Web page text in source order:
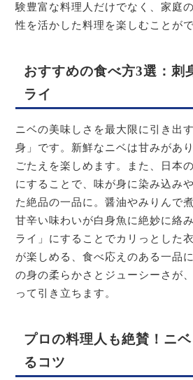
験豊富な料理人だけでなく、家庭
性を活かした料理を楽しむことがで
おすすめの食べ方3選：刺
ライ
ニベの美味しさを最大限に引き出
身」です。新鮮なニベは甘みがあ
ごたえを楽しめます。また、日本
にすることで、味が身に染み込み
た絶品の一品に。醤油やみりんで
甘辛い味わいが白身魚に絶妙に絡
ライ」にすることでカリっとした
が楽しめる、食べ応えのある一品
の身の柔らかさとジューシーさが
って引き立ちます。
プロの料理人も絶賛！ニ
るコツ